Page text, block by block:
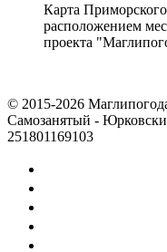
Карта
расположением
проекта
© 2015-2026
Самозанятый -
251801169103